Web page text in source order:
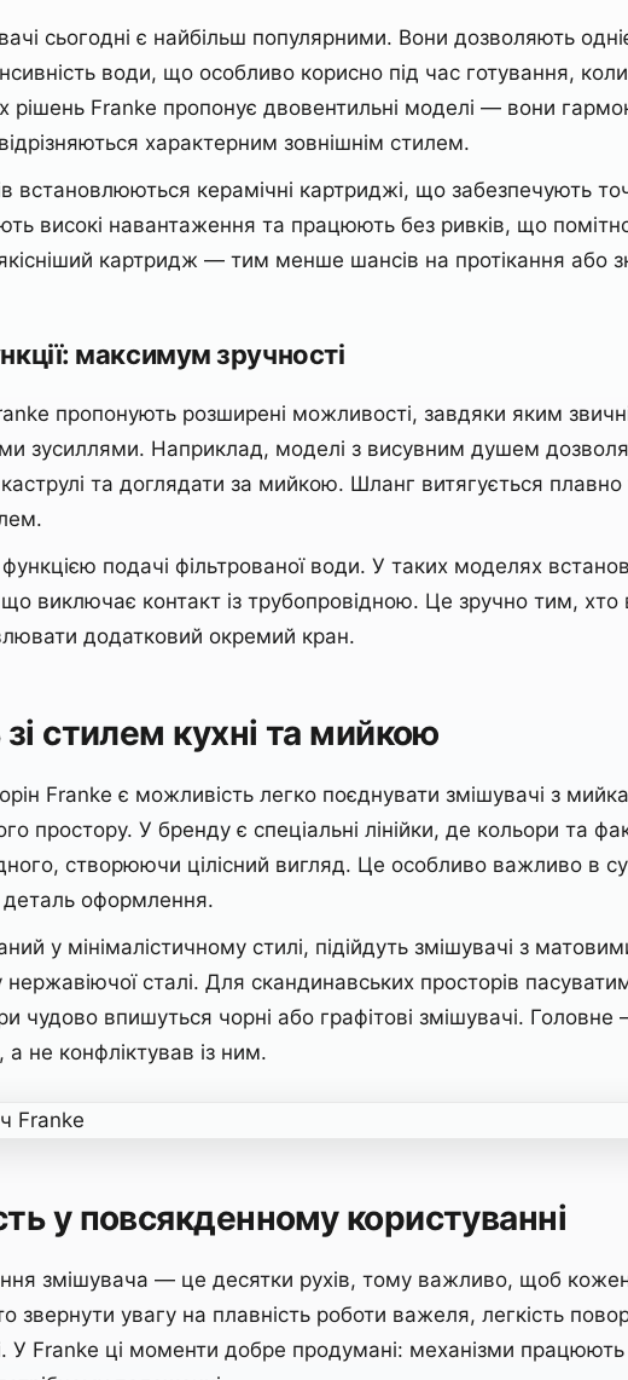
сьогодні є найбільш популярними. Вони дозволяють
води, що особливо корисно під час готування,
рішень Franke пропонує двовентильні моделі — вони
характерним зовнішнім стилем.
встановлюються керамічні картриджі, що забезпечують
високі навантаження та працюють без ривків, що
картридж — тим менше шансів на протікання або
максимум зручності
пропонують розширені можливості, завдяки яким
зусиллями. Наприклад, моделі з висувним душем
та доглядати за мийкою. Шланг витягується плавно
подачі фільтрованої води. У таких моделях
виключає контакт із трубопровідною. Це зручно тим, хто
додатковий окремий кран.
зі стилем кухні та мийкою
Franke є можливість легко поєднувати змішувачі з
простору. У бренду є спеціальні лінійки, де кольори та
створюючи цілісний вигляд. Це особливо важливо в
деталь оформлення.
у мінімалістичному стилі, підійдуть змішувачі з
сталі. Для скандинавських просторів
чудово впишуться чорні або графітові змішувачі.
не конфліктував із ним.
у повсякденному користуванні
змішувача — це десятки рухів, тому важливо, щоб кожен
увагу на плавність роботи важеля, легкість
У Franke ці моменти добре продумані: механізми